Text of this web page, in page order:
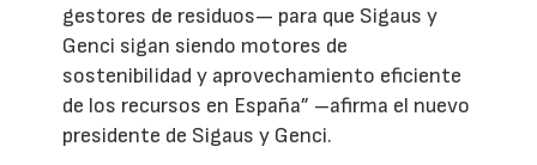
gestores de residuos— para que Sigaus y
Genci sigan siendo motores de
sostenibilidad y aprovechamiento eficiente
de los recursos en España” –afirma el nuevo
presidente de Sigaus y Genci.